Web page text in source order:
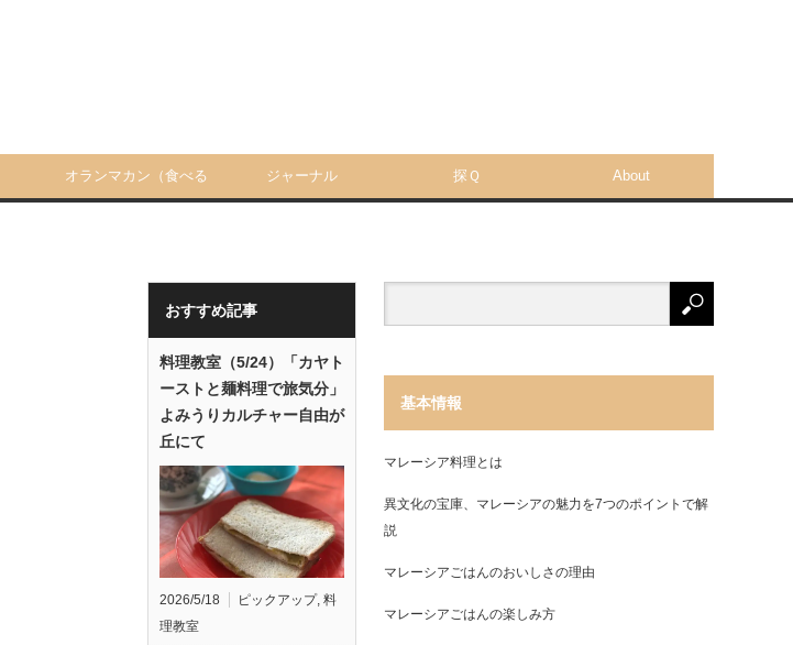
オランマカン（食べる ジャーナル 探Ｑ About
おすすめ記事
料理教室（5/24）「カヤト
ーストと麺料理で旅気分」
よみうりカルチャー自由が
丘にて
2026/5/18 ピックアップ, 料
理教室
基本情報
マレーシア料理とは
異文化の宝庫、マレーシアの魅力を7つのポイントで解
説
マレーシアごはんのおいしさの理由
マレーシアごはんの楽しみ方